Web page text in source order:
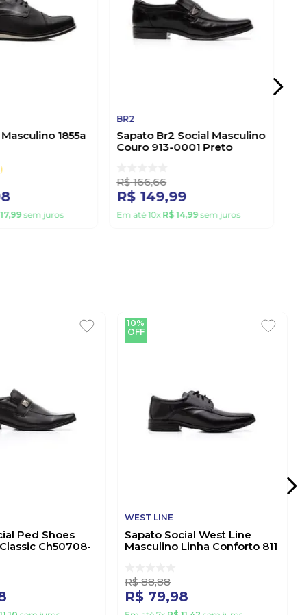
1855a
17,99sem juros
BR2
Sapato Br2 Social Masculino
Couro 913-0001 Preto
R$ 166,66
R$ 149,99
Em até10x R$ 14,99sem juros
Ped Shoes
Ch50708-
10%
OFF
WEST LINE
Sapato Social West Line
Masculino Linha Conforto 811
R$ 88,88
R$ 79,98